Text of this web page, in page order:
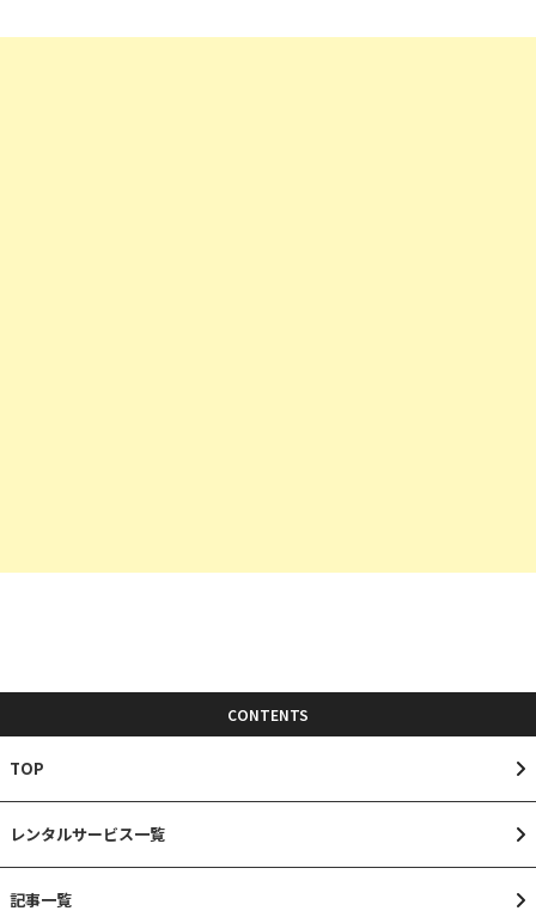
CONTENTS
TOP
レンタルサービス一覧
記事一覧